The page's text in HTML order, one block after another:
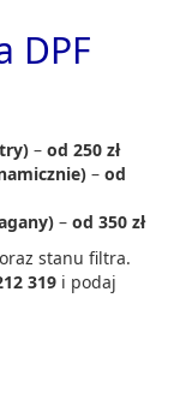
DPF
– od 250 zł
– od
– od 350 zł
stanu filtra.
319 i podaj